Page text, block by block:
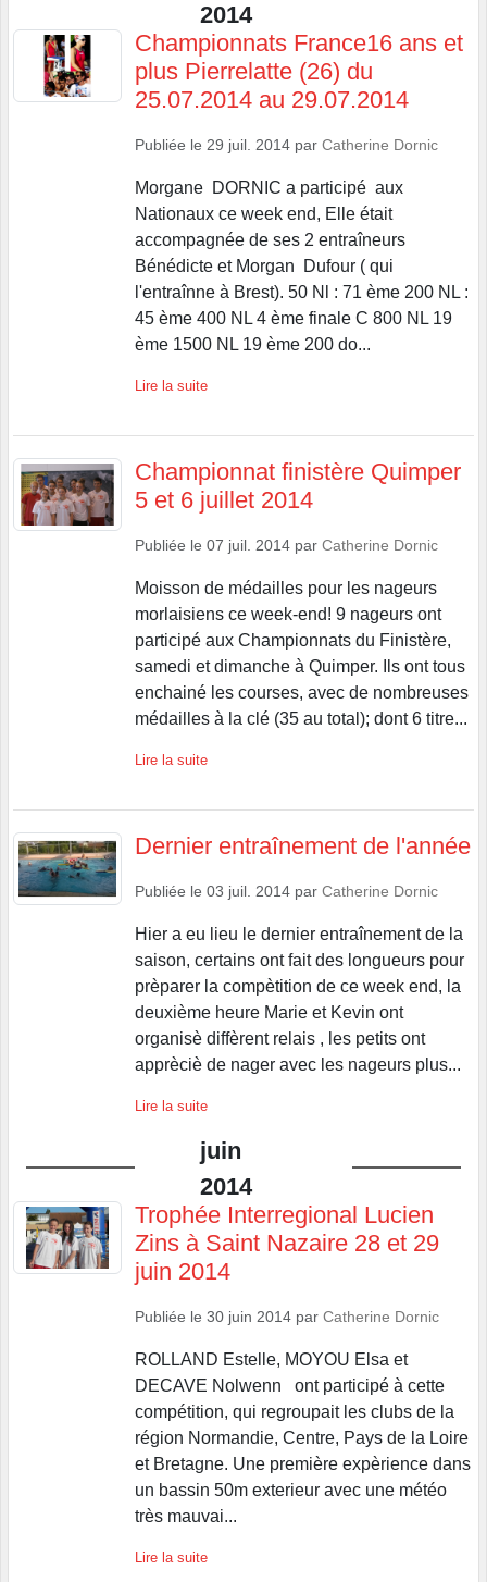
2014
Championnats France16 ans et
plus Pierrelatte (26) du
25.07.2014 au 29.07.2014
Publiée le 29 juil. 2014 par Catherine Dornic
Morgane DORNIC a participé aux
Nationaux ce week end, Elle était
accompagnée de ses 2 entraîneurs
Bénédicte et Morgan Dufour ( qui
l'entraînne à Brest). 50 Nl : 71 ème 200 NL :
45 ème 400 NL 4 ème finale C 800 NL 19
ème 1500 NL 19 ème 200 do...
Lire la suite
Championnat finistère Quimper
5 et 6 juillet 2014
Publiée le 07 juil. 2014 par Catherine Dornic
Moisson de médailles pour les nageurs
morlaisiens ce week-end! 9 nageurs ont
participé aux Championnats du Finistère,
samedi et dimanche à Quimper. Ils ont tous
enchainé les courses, avec de nombreuses
médailles à la clé (35 au total); dont 6 titre...
Lire la suite
Dernier entraînement de l'année
Publiée le 03 juil. 2014 par Catherine Dornic
Hier a eu lieu le dernier entraînement de la
saison, certains ont fait des longueurs pour
prèparer la compètition de ce week end, la
deuxième heure Marie et Kevin ont
organisè diffèrent relais , les petits ont
apprèciè de nager avec les nageurs plus...
Lire la suite
juin
2014
Trophée Interregional Lucien
Zins à Saint Nazaire 28 et 29
juin 2014
Publiée le 30 juin 2014 par Catherine Dornic
ROLLAND Estelle, MOYOU Elsa et
DECAVE Nolwenn ont participé à cette
compétition, qui regroupait les clubs de la
région Normandie, Centre, Pays de la Loire
et Bretagne. Une première expèrience dans
un bassin 50m exterieur avec une météo
très mauvai...
Lire la suite